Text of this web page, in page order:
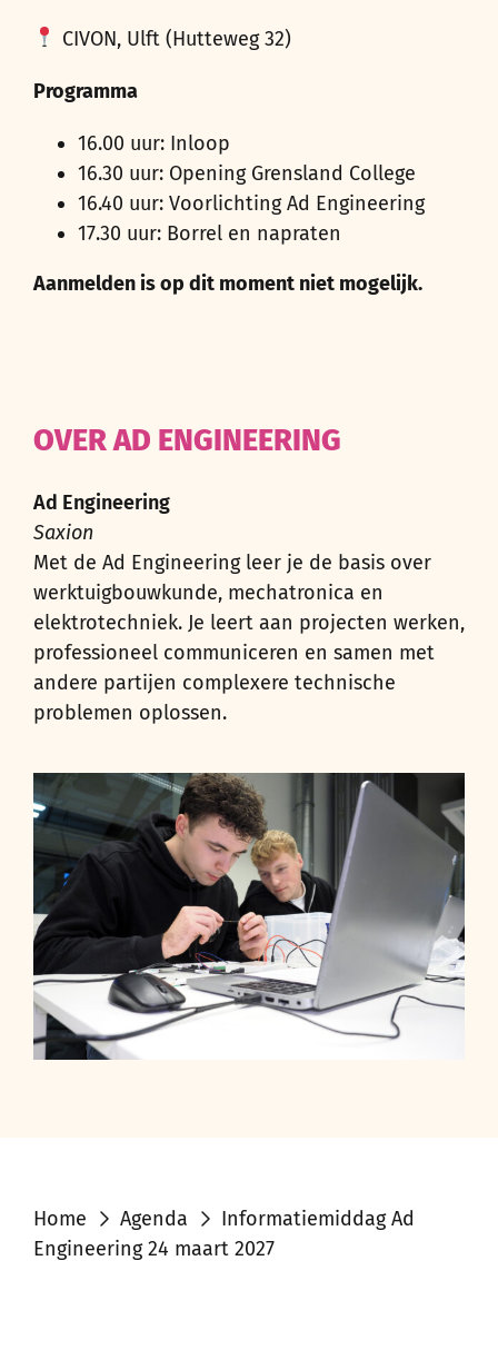
CIVON, Ulft (Hutteweg 32)
Programma
16.00 uur: Inloop
16.30 uur: Opening Grensland College
16.40 uur: Voorlichting Ad Engineering
17.30 uur: Borrel en napraten
Aanmelden is op dit moment niet mogelijk.
OVER AD ENGINEERING
Ad Engineering
Saxion
Met de Ad Engineering leer je de basis over
werktuigbouwkunde, mechatronica en
elektrotechniek. Je leert aan projecten werken,
professioneel communiceren en samen met
andere partijen complexere technische
problemen oplossen.
Home Agenda
Informatiemiddag Ad
Engineering 24 maart 2027